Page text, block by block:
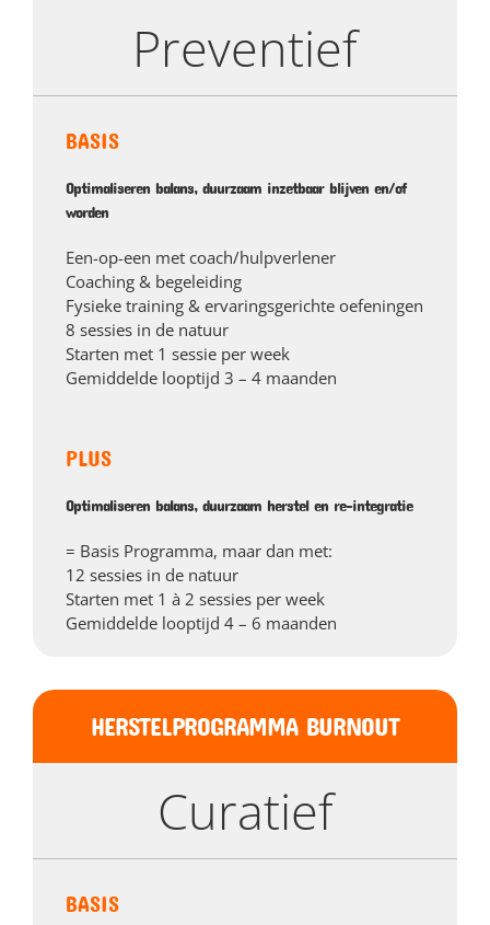
Preventief
BASIS
Optimaliseren balans, duurzaam inzetbaar blijven en/of
worden
Een-op-een met coach/hulpverlener
Coaching & begeleiding
Fysieke training & ervaringsgerichte oefeningen
8 sessies in de natuur
Starten met 1 sessie per week
Gemiddelde looptijd 3 – 4 maanden
PLUS
Optimaliseren balans, duurzaam herstel en re-integratie
= Basis Programma, maar dan met:
12 sessies in de natuur
Starten met 1 à 2 sessies per week
Gemiddelde looptijd 4 – 6 maanden
HERSTELPROGRAMMA BURNOUT
Curatief
BASIS